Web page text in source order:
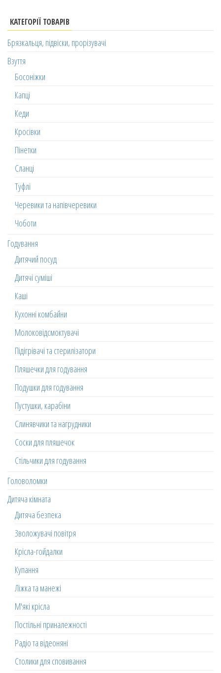
КАТЕГОРІЇ ТОВАРІВ
Брязкальця, підвіски, прорізувачі
Взуття
Босоніжки
Капці
Кеди
Кросівки
Пінетки
Сланці
Туфлі
Черевики та напівчеревики
Чоботи
Годування
Дитячий посуд
Дитячі суміші
Каші
Кухонні комбайни
Молоковідсмоктувачі
Підігрівачі та стерилізатори
Пляшечки для годування
Подушки для годування
Пустушки, карабіни
Слинявчики та нагрудники
Соски для пляшечок
Стільчики для годування
Головоломки
Дитяча кімната
Дитяча безпека
Зволожувачі повітря
Крісла-гойдалки
Купання
Ліжка та манежі
М'які крісла
Постільні приналежності
Радіо та відеоняні
Столики для сповивання